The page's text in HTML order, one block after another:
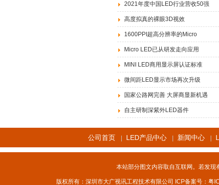
2021年度中国LED行业营收50强
高度拟真的裸眼3D视效
1600PPI超高分辨率的Micro
Micro LED已从研发走向应用
MINI LED商用显示屏认证标准
微间距LED显示市场再次升级
国家公路网完善 大屏商显新机遇
自主研制深紫外LED器件
公司首页 LED产品中心 新闻中心
本站部分图文内容取自互联网。若发
版权所有：深圳市大广视讯工程技术有限公司 ICP备案号： 粤